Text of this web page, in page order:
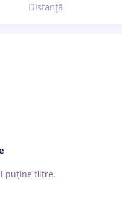
Distanță
puține filtre.